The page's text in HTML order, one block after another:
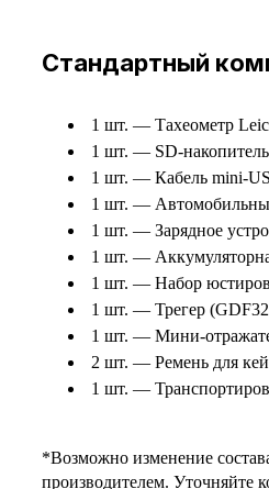
Стандартный
1 шт. — Тахеометр
1 шт. — SD-
1 шт. — Кабель mini-
1 шт. —
1 шт. — Зарядное
1 шт. —
1 шт. — Набор
1 шт. — Трегер
1 шт. — Мини-
2 шт. — Ремень для
1 шт. —
*Возможно изменение
производителем. Уточняйте